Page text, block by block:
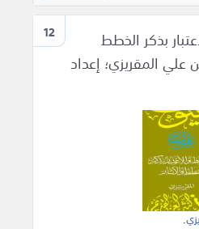
12
بذكر الخطط
علي المقريزي؛ إعداد
.